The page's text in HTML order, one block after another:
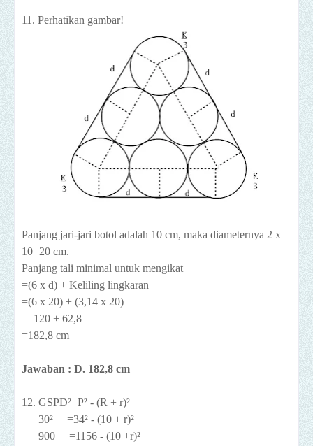
11. Perhatikan gambar!
Panjang jari-jari botol adalah 10 cm, maka diameternya 2 x
10=20 cm.
Panjang tali minimal untuk mengikat
=(6 x d) + Keliling lingkaran
=(6 x 20) + (3,14 x 20)
= 120 + 62,8
=182,8 cm
Jawaban : D. 182,8 cm
12. GSPD²=P² - (R + r)²
30² =34² - (10 + r)²
900 =1156 - (10 +r)²